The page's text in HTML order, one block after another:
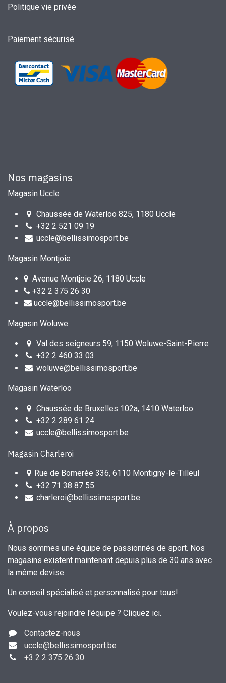
Politique vie privée
Paiement sécurisé
Nos magasins
Magasin Uccle
Chaussée de Waterloo 825, 1180 Uccle
+32 2 521 09 19
uccle@bellissimosport.be
Magasin Montjoie
Avenue Montjoie 26, 1180 Uccle
+32 2 375 26 30
uccle@bellissimosport.be
Magasin Woluwe
Val des seigneurs 59, 1150 Woluwe-Saint-Pierre
+32 2 460 33 03
woluwe@bellissimosport.be
Magasin Waterloo
Chaussée de Bruxelles 102a, 1410 Waterloo
+32 2 289 61 24
uccle@bellissimosport.be
Magasin Charleroi
Rue de Bomerée 336, 6110 Montigny-le-Tilleul
+32 71 38 87 55
charleroi@bellissimosport.be
À propos
Nous sommes une équipe de passionnés de sport. Nos
magasins existent maintenant depuis plus de 30 ans avec
la même devise :
Un conseil spécialisé et personnalisé pour tous!
Voulez-vous rejoindre l'équipe ? Cliquez ici.
Contactez-nous
uccle@bellissimosport.be
+3 2 2 375 26 30